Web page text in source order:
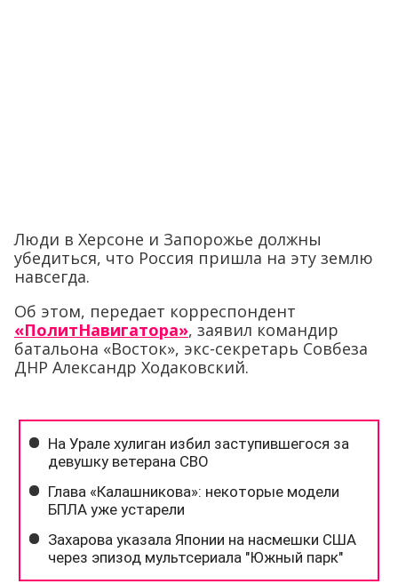
Люди в Херсоне и Запорожье должны
убедиться, что Россия пришла на эту землю
навсегда.
Об этом, передает корреспондент
«ПолитНавигатора», заявил командир
батальона «Восток», экс-секретарь Совбеза
ДНР Александр Ходаковский.